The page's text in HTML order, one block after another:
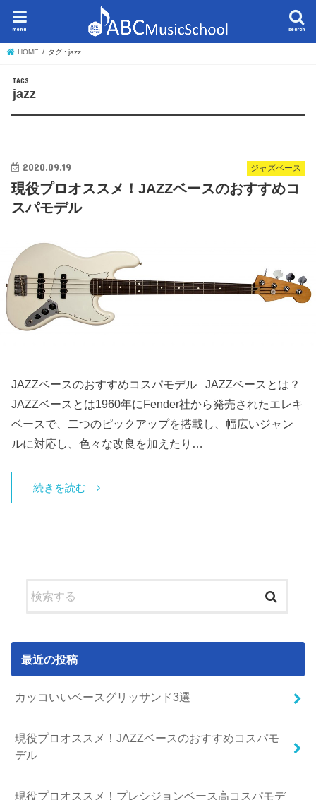
search
menu
HOME タグ : jazz
jazz
2020.09.19 ジャズベース
現役プロオススメ！JAZZベースのおすすめコ
スパモデル
JAZZベースのおすすめコスパモデル JAZZベースとは？
JAZZベースとは1960年にFender社から発売されたエレキ
ベースで、二つのピックアップを搭載し、幅広いジャン
ルに対応し、色々な改良を加えたり…
続きを読む
最近の投稿
カッコいいベースグリッサンド3選
現役プロオススメ！JAZZベースのおすすめコスパモ
デル
現役プロオススメ！プレシジョンベース高コスパモデ